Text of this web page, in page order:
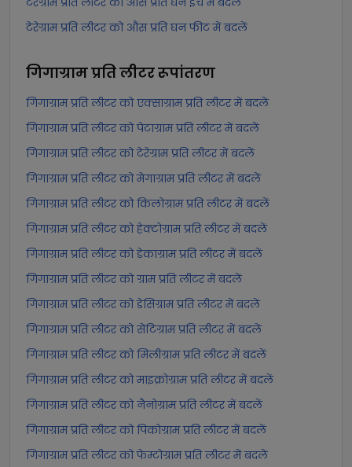
टेरेग्राम प्रति लीटर को औंस प्रति घन फीट में बदलें
गिगाग्राम प्रति लीटररूपांतरण
गिगाग्राम प्रति लीटर को एक्साग्राम प्रति लीटर में बदलें
गिगाग्राम प्रति लीटर को पेटाग्राम प्रति लीटर में बदलें
गिगाग्राम प्रति लीटर को टेरेग्राम प्रति लीटर में बदलें
गिगाग्राम प्रति लीटर को मेगाग्राम प्रति लीटर में बदलें
गिगाग्राम प्रति लीटर को किलोग्राम प्रति लीटर में बदलें
गिगाग्राम प्रति लीटर को हेक्टोग्राम प्रति लीटर में बदलें
गिगाग्राम प्रति लीटर को डेकाग्राम प्रति लीटर में बदलें
गिगाग्राम प्रति लीटर को ग्राम प्रति लीटर में बदलें
गिगाग्राम प्रति लीटर को डेसिग्राम प्रति लीटर में बदलें
गिगाग्राम प्रति लीटर को सेंटिग्राम प्रति लीटर में बदलें
गिगाग्राम प्रति लीटर को मिलीग्राम प्रति लीटर में बदलें
गिगाग्राम प्रति लीटर को माइक्रोग्राम प्रति लीटर में बदलें
गिगाग्राम प्रति लीटर को नैनोग्राम प्रति लीटर में बदलें
गिगाग्राम प्रति लीटर को पिकोग्राम प्रति लीटर में बदलें
गिगाग्राम प्रति लीटर को फेम्टोग्राम प्रति लीटर में बदलें